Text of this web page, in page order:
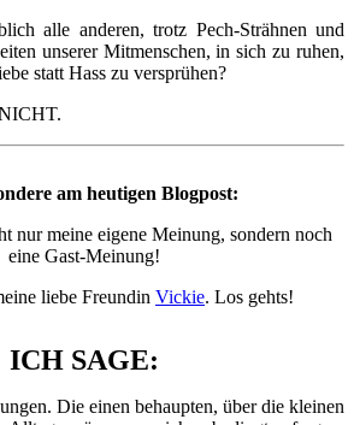
alle anderen, trotz Pech-Strähnen und
unserer Mitmenschen, in sich zu ruhen,
statt Hass zu versprühen?
am heutigen Blogpost:
nur meine eigene Meinung, sondern noch
eine Gast-Meinung!
liebe Freundin Vickie. Los gehts!
ICH SAGE:
Die einen behaupten, über die kleinen